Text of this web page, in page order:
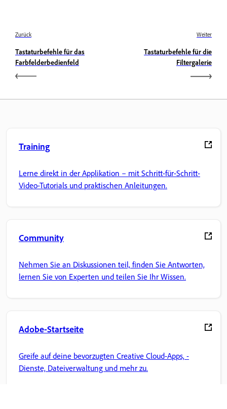
Zurück
Tastaturbefehle für das
Farbfelderbedienfeld
Weiter
Tastaturbefehle für die
Filtergalerie
Training
Lerne direkt in der Applikation – mit Schritt-für-Schritt-
Video-Tutorials und praktischen Anleitungen.
Community
Nehmen Sie an Diskussionen teil, finden Sie Antworten,
lernen Sie von Experten und teilen Sie Ihr Wissen.
Adobe-Startseite
Greife auf deine bevorzugten Creative Cloud-Apps, -
Dienste, Dateiverwaltung und mehr zu.